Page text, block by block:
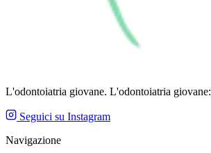
L'odontoiatria giovane. L'odontoiatria
Seguici su Instagram
Navigazione